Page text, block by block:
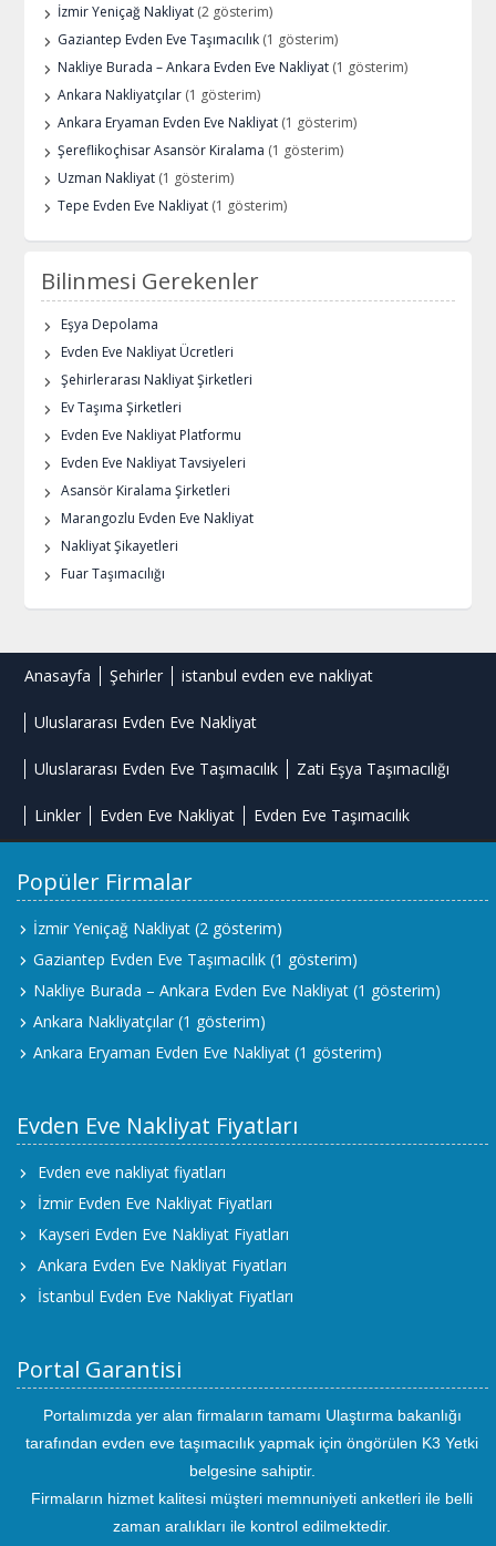
İzmir Yeniçağ Nakliyat (2 gösterim)
Gaziantep Evden Eve Taşımacılık (1 gösterim)
Nakliye Burada – Ankara Evden Eve Nakliyat (1 gösterim)
Ankara Nakliyatçılar (1 gösterim)
Ankara Eryaman Evden Eve Nakliyat (1 gösterim)
Şereflikoçhisar Asansör Kiralama (1 gösterim)
Uzman Nakliyat (1 gösterim)
Tepe Evden Eve Nakliyat (1 gösterim)
Bilinmesi Gerekenler
Eşya Depolama
Evden Eve Nakliyat Ücretleri
Şehirlerarası Nakliyat Şirketleri
Ev Taşıma Şirketleri
Evden Eve Nakliyat Platformu
Evden Eve Nakliyat Tavsiyeleri
Asansör Kiralama Şirketleri
Marangozlu Evden Eve Nakliyat
Nakliyat Şikayetleri
Fuar Taşımacılığı
Anasayfa Şehirler istanbul evden eve nakliyat
Uluslararası Evden Eve Nakliyat
Uluslararası Evden Eve Taşımacılık Zati Eşya Taşımacılığı
Linkler Evden Eve Nakliyat Evden Eve Taşımacılık
Popüler Firmalar
İzmir Yeniçağ Nakliyat (2 gösterim)
Gaziantep Evden Eve Taşımacılık (1 gösterim)
Nakliye Burada – Ankara Evden Eve Nakliyat (1 gösterim)
Ankara Nakliyatçılar (1 gösterim)
Ankara Eryaman Evden Eve Nakliyat (1 gösterim)
Evden Eve Nakliyat Fiyatları
Evden eve nakliyat fiyatları
İzmir Evden Eve Nakliyat Fiyatları
Kayseri Evden Eve Nakliyat Fiyatları
Ankara Evden Eve Nakliyat Fiyatları
İstanbul Evden Eve Nakliyat Fiyatları
Portal Garantisi
Portalımızda yer alan firmaların tamamı Ulaştırma bakanlığı
tarafından evden eve taşımacılık yapmak için öngörülen K3 Yetki
belgesine sahiptir.
Firmaların hizmet kalitesi müşteri memnuniyeti anketleri ile belli
zaman aralıkları ile kontrol edilmektedir.